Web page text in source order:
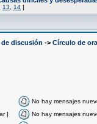
13 14 ]
discusión -> Círculo de
No hay mensajes
]
No hay mensajes